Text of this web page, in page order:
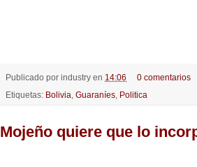
Publicado por industry en 14:06
0 comentarios
Etiquetas: Bolivia Guaraníes Politica
Mojeño quiere que lo